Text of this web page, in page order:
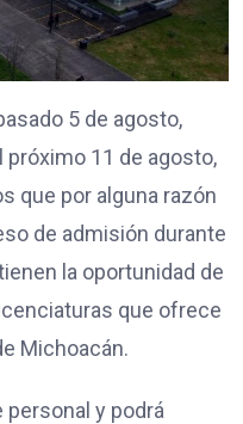
5 de agosto,
11 de agosto,
que por alguna razón
de admisión durante
la oportunidad de
que ofrece
Michoacán.
y podrá